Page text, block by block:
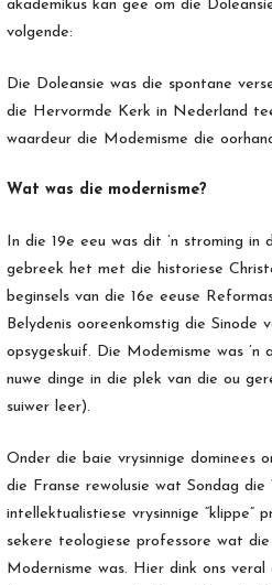
akademikus kan gee om die
volgende:
Die Doleansie was die spontane
die Hervormde Kerk in Nederland
waardeur die Modemisme die
Wat was die modernisme?
In die 19e eeu was dit ’n stroming
gebreek het met die historiese
beginsels van die 16e eeuse
Belydenis ooreenkomstig die Sinode
opsygeskuif. Die Modemisme was ’n
nuwe dinge in die plek van die ou
suiwer leer).
Onder die baie vrysinnige dominees
die Franse rewolusie wat Sondag die
intellektualistiese vrysinnige “klippe”
sekere teologiese professore wat
Modernisme was. Hier dink ons veral